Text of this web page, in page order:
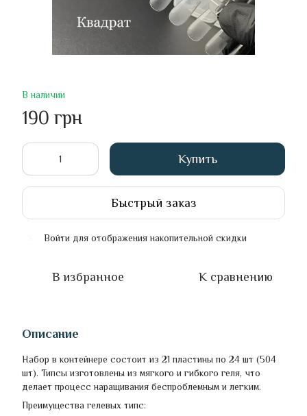
В наличии
190 грн
Купить
Быстрый заказ
Войти для отображения накопительной скидки
В избранное К сравнению
Описание
Набор в контейнере состоит из 21 пластины по 24 шт (504
шт). Типсы изготовлены из мягкого и гибкого геля, что
делает процесс наращивания беспроблемным и легким.
Преимущества гелевых типс: